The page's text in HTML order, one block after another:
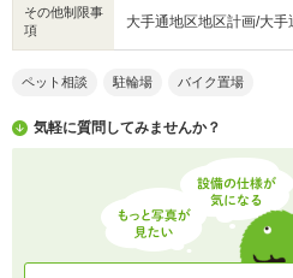
その他制限事
項
大手通地区地区計画/大
ペット相談 駐輪場 バイク置場
気軽に質問してみませんか？